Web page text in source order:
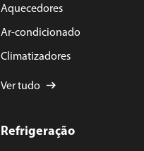
Aquecedores
Ar-condicionado
Climatizadores
Ver tudo
Refrigeração